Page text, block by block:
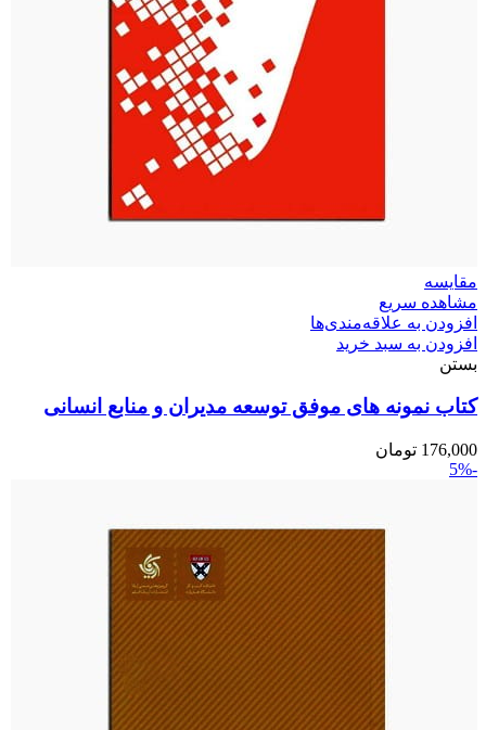
مقایسه
مشاهده سریع
افزودن به علاقه‌مندی‌ها
افزودن به سبد خرید
بستن
کتاب نمونه های موفق توسعه مدیران و منابع انسانی
176,000 تومان
-5%